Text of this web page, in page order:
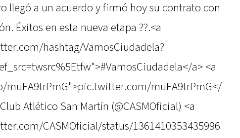
llegó a un acuerdo y firmó hoy su contrato con
Éxitos en esta nueva etapa ??.<a
hashtag/VamosCiudadela?
a> <a
muFA9trPmG">pic.twitter.com/muFA9trPmG</
Atlético San Martín (@CASMOficial) <a
CASMOficial/status/1361410353435996